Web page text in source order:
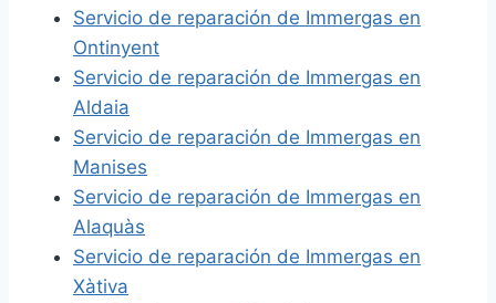
Servicio de reparación de Immergas en
Ontinyent
Servicio de reparación de Immergas en
Aldaia
Servicio de reparación de Immergas en
Manises
Servicio de reparación de Immergas en
Alaquàs
Servicio de reparación de Immergas en
Xàtiva